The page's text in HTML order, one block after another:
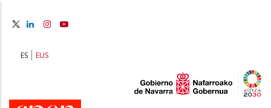
content
ES EUS